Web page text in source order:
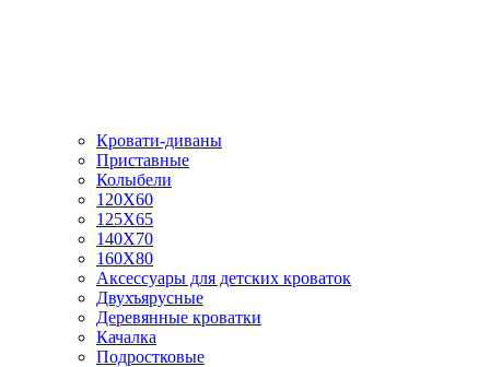
Кровати-диваны
Приставные
Колыбели
120Х60
125X65
140Х70
160Х80
Аксессуары для детских кроваток
Двухъярусные
Деревянные кроватки
Качалка
Подростковые